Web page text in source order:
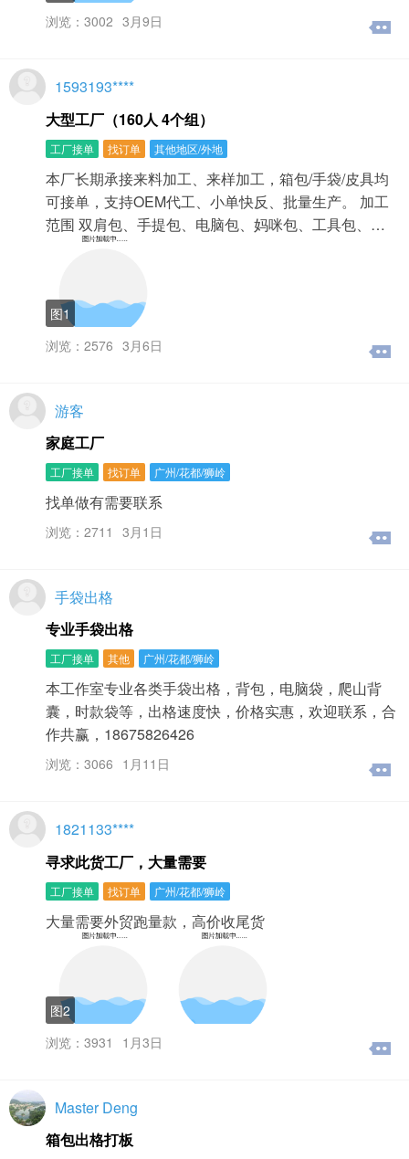
浏览：3002 3月9日
1593193****
大型工厂（160人 4个组）
工厂接单 找订单 其他地区/外地
本厂长期承接来料加工、来样加工，箱包/手袋/皮具均
可接单，支持OEM代工、小单快反、批量生产。 加工
范围 双肩包、手提包、电脑包、妈咪包、工具包、…
图1
浏览：2576 3月6日
游客
家庭工厂
工厂接单 找订单 广州/花都/狮岭
找单做有需要联系
浏览：2711 3月1日
手袋出格
专业手袋出格
工厂接单 其他 广州/花都/狮岭
本工作室专业各类手袋出格，背包，电脑袋，爬山背
囊，时款袋等，出格速度快，价格实惠，欢迎联系，合
作共赢，18675826426
浏览：3066 1月11日
1821133****
寻求此货工厂，大量需要
工厂接单 找订单 广州/花都/狮岭
大量需要外贸跑量款，高价收尾货
图2
浏览：3931
1月3日
Master Deng
箱包出格打板